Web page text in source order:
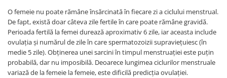
LEGO
Stikere decorative si covoare
Stickere decorative
Covorase de joaca
O femeie nu poate rămâne însărcinată în fiecare zi a ciclului menstrual.
De fapt, există doar câteva zile fertile în care poate rămâne gravidă.
Perioada fertilă la femei durează aproximativ 6 zile, iar aceasta include
ovulația și numărul de zile în care spermatozoizii supraviețuiesc (în
medie 5 zile). Obținerea unei sarcini în timpul menstruației este puțin
probabilă, dar nu imposibilă. Deoarece lungimea ciclurilor menstruale
variază de la femeie la femeie, este dificilă predicția ovulației.